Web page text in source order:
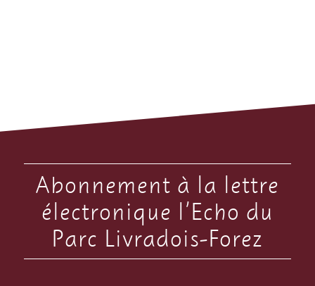
Abonnement à la lettre
électronique l’Echo du
Parc Livradois-Forez